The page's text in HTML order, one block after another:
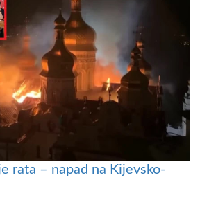
rata – napad na Kijevsko-